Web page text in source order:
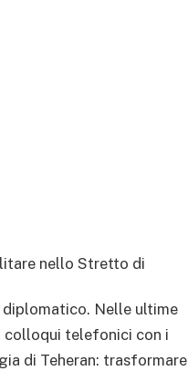
nello Stretto di
diplomatico. Nelle ultime
colloqui telefonici con i
di Teheran: trasformare